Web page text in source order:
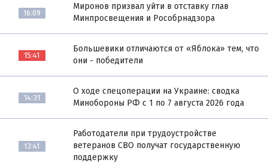
16:09
Миронов призвал уйти в отставку глав
Минпросвещения и Рособрнадзора
15:41
Большевики отличаются от «Яблока» тем, что
они - победители
14:31
О ходе спецоперации на Украине: сводка
Минобороны РФ с 1 по 7 августа 2026 года
13:41
Работодатели при трудоустройстве
ветеранов СВО получат государственную
поддержку